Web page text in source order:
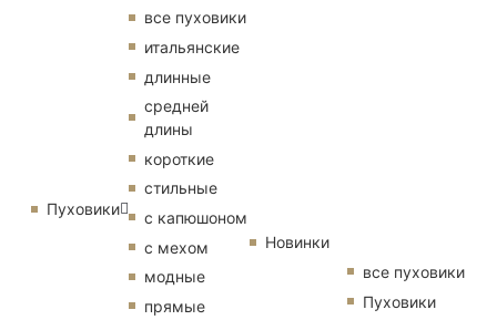
Пуховики
все пуховики
итальянские
длинные
средней
длины
короткие
стильные
с капюшоном
с мехом
модные
прямые
Новинки
все пуховики
Пуховики